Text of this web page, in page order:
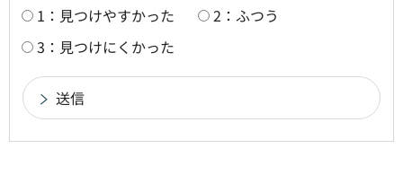
1：見つけやすかった
2：ふつう
3：見つけにくかった